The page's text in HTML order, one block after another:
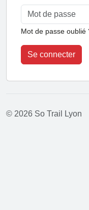
Mot de passe oublié
Se connecter
© 2026 So Trail Lyon